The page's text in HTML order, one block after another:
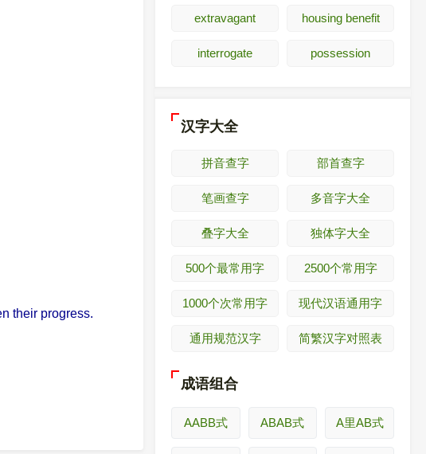
their progress.
extravagant housing benefit
interrogate possession
汉字大全
拼音查字 部首查字
笔画查字 多音字大全
叠字大全 独体字大全
500个最常用字 2500个常用字
1000个次常用字 现代汉语通用字
通用规范汉字 简繁汉字对照表
成语组合
AABB式 ABAB式 A里AB式